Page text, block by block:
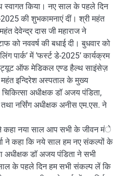
किया। नए साल के पहले दिन
की शुभकामनाएं दीं। श्री महंत
देवेन्द्र दास जी महाराज ने
को नववर्ष की बधाई दी। बुधवार को
पार्क’ में ’फर्स्ट डे-2025’ कार्यक्रम
ऑफ मेडिकल एण्ड हैल्थ साइंसेज़
महंत इन्दिरेश अस्पताल के मुख्य
चिकित्सा अधीक्षक डॉ अजय पंडिता,
तथा नर्सिंग अधीक्षक अनीस एम.एस. ने
कहा नया साल आप सभी के जीवन मंे
ने कहा कि नये साल हम नए संकल्पों के
अधीक्षक डॉ अजय पंडिता ने सभी
के पहले दिन हम सभी संकल्प लें कि